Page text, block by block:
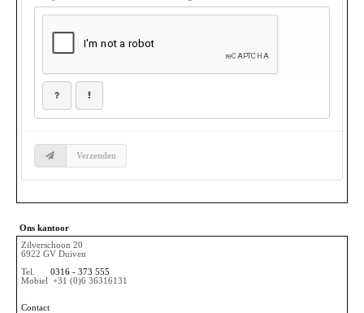
Ons kantoor
Zilverschoon 20
6922 GV Duiven
Tel.
0316 - 373 555
Mobiel
+31 (0)6 36316131
Contact